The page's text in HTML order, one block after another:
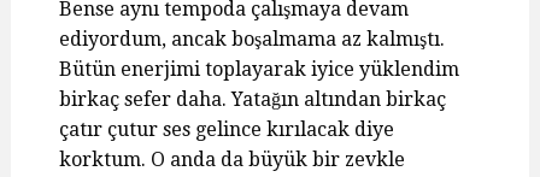
Bense aynı tempoda çalışmaya devam
ediyordum, ancak boşalmama az kalmıştı.
Bütün enerjimi toplayarak iyice yüklendim
birkaç sefer daha. Yatağın altından birkaç
çatır çutur ses gelince kırılacak diye
korktum. O anda da büyük bir zevkle